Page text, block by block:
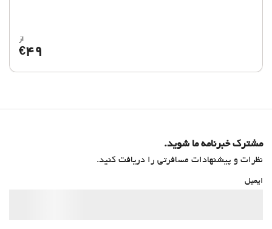
از
€49
مشترک خبرنامه ما شوید.
نظرات و پیشنهادات مسافرتی را دریافت کنید.
ایمیل